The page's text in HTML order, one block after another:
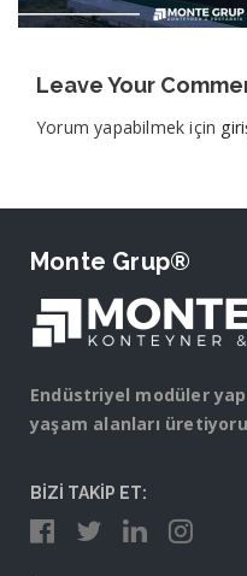
Leave Your
Yorum yapabilmek için
Monte Grup®
Endüstriyel modüler
yaşam alanları
BİZİ TAKİP ET: